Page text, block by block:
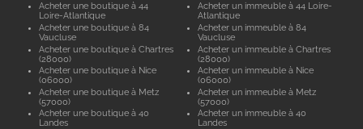
Acheter une boutique à 44
Loire-Atlantique
Acheter une boutique à 84
Vaucluse
Acheter une boutique à Chartres
(28000)
Acheter une boutique à Nice
(06000)
Acheter une boutique à Metz
(57000)
Acheter une boutique à 40
Landes
Acheter un immeuble à 44 Loire-
Atlantique
Acheter un immeuble à 84
Vaucluse
Acheter un immeuble à Chartres
(28000)
Acheter un immeuble à Nice
(06000)
Acheter un immeuble à Metz
(57000)
Acheter un immeuble à 40
Landes